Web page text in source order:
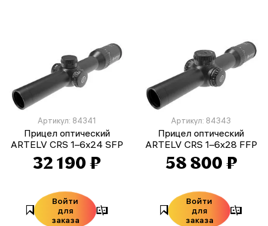
Артикул: 84341
Прицел оптический
ARTELV CRS 1–6x24 SFP
32 190 ₽
Войти
для
заказа
Артикул: 84343
Прицел оптический
ARTELV CRS 1–6x28 FFP
58 800 ₽
Войти
для
заказа